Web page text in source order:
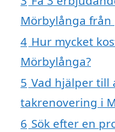
Mörbylånga från
4 Hur mycket
Mörbylånga?
5 Vad hjälper till
takrenovering i
6 Sök efter en